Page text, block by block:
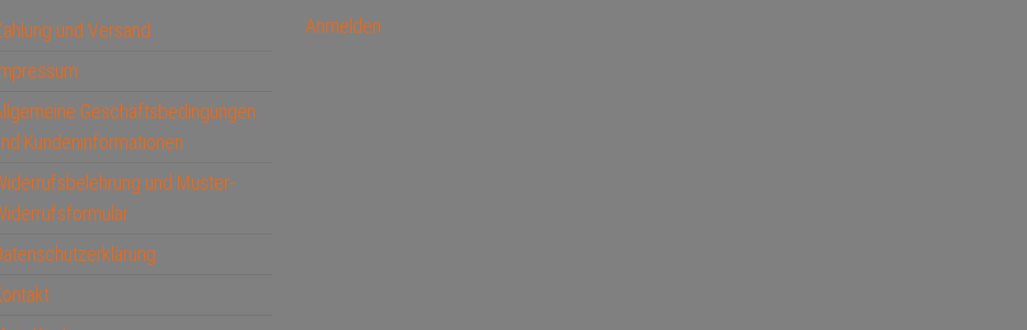
und Versand
Geschäftsbedingungen
Kundeninformationen
und Muster-
Anmelden